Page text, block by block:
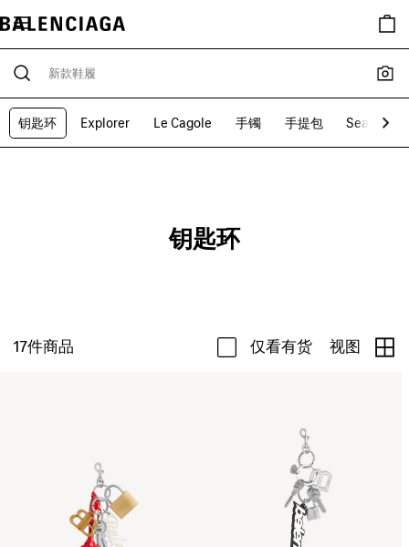
钥匙环 Explorer Le Cagole 手镯 手提包 Seasonal
钥匙环
17件商品 仅看有货 视图